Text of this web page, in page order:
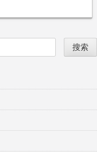
下
置
Apache
Server
搜索